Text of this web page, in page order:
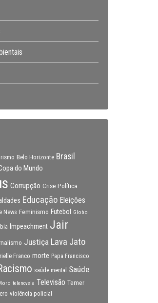
Belo Horizonte Brasil
do Mundo
Corrupção Crise Política
Educação Eleições
News Feminismo Futebol Globo
Impeachment Jair
Justiça Lava Jato
Franco morte Papa Francisco
saúde mental
Saúde
telenovela Televisão Temer
violência policial